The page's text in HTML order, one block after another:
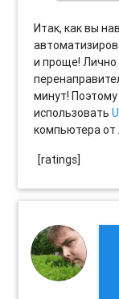
Итак, как вы
и проще! Лично
минут!
использовать
компьютера
[ratings]